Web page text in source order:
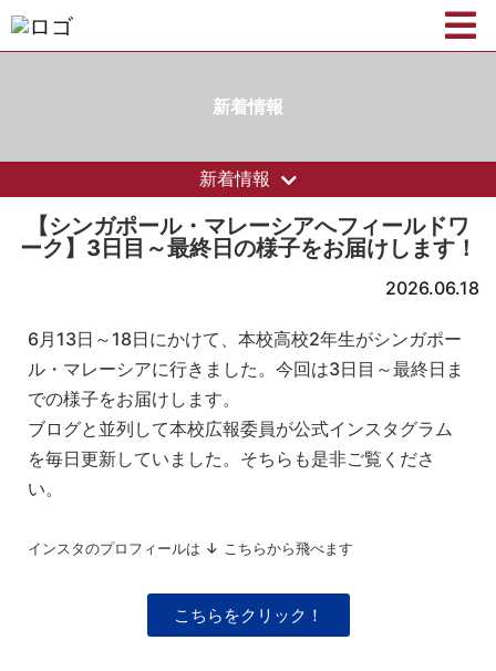
新着情報
新着情報
【シンガポール・マレーシアへフィールドワ
ーク】3日目～最終日の様子をお届けします！
2026.06.18
6月13日～18日にかけて、本校高校2年生がシンガポー
ル・マレーシアに行きました。今回は3日目～最終日ま
での様子をお届けします。
ブログと並列して本校広報委員が公式インスタグラム
を毎日更新していました。そちらも是非ご覧くださ
い。
インスタのプロフィールは ↓ こちらから飛べます
こちらをクリック！